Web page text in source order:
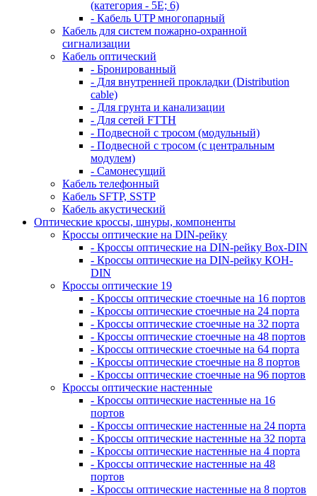
(категория - 5Е; 6)
- Кабель UTP многопарный
Кабель для систем пожарно-охранной
сигнализации
Кабель оптический
- Бронированный
- Для внутренней прокладки (Distribution
cable)
- Для грунта и канализации
- Для сетей FTTH
- Подвесной с тросом (модульный)
- Подвесной с тросом (с центральным
модулем)
- Самонесущий
Кабель телефонный
Кабель SFTP, SSTP
Кабель акустический
Оптические кроссы, шнуры, компоненты
Кроссы оптические на DIN-рейку
- Кроссы оптические на DIN-рейку Box-DIN
- Кроссы оптические на DIN-рейку КОН-
DIN
Кроссы оптические 19
- Кроссы оптические стоечные на 16 портов
- Кроссы оптические стоечные на 24 порта
- Кроссы оптические стоечные на 32 порта
- Кроссы оптические стоечные на 48 портов
- Кроссы оптические стоечные на 64 порта
- Кроссы оптические стоечные на 8 портов
- Кроссы оптические стоечные на 96 портов
Кроссы оптические настенные
- Кроссы оптические настенные на 16
портов
- Кроссы оптические настенные на 24 порта
- Кроссы оптические настенные на 32 порта
- Кроссы оптические настенные на 4 порта
- Кроссы оптические настенные на 48
портов
- Кроссы оптические настенные на 8 портов